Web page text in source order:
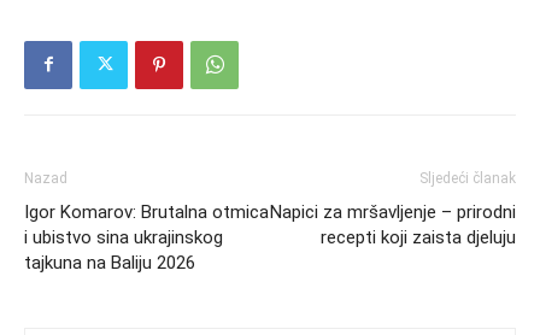
Nazad
Igor Komarov: Brutalna otmica
i ubistvo sina ukrajinskog
tajkuna na Baliju 2026
Sljedeći članak
Napici za mršavljenje – prirodni
recepti koji zaista djeluju